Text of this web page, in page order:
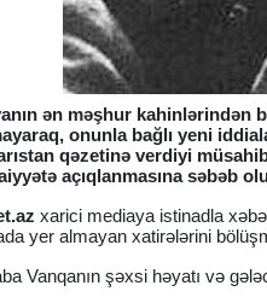
ən məşhur kahinlərindən
onunla bağlı yeni
qəzetinə verdiyi
açıqlanmasına səbəb
xarici mediaya istinadla
yer almayan xatirələrini
Vanqanın şəxsi həyatı və